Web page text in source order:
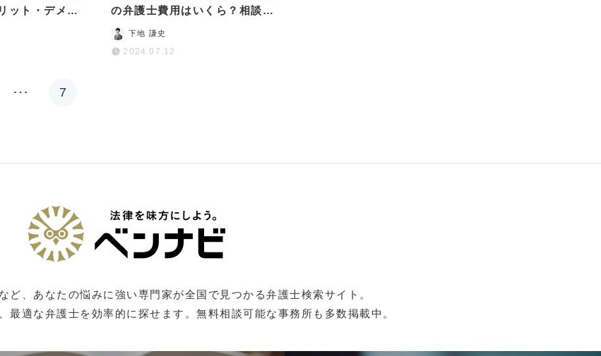
ット・デメリ
の弁護士費用はいくら？相談か
ら解決までの目安を紹介
下地 謙史
2024.07.12
… 7
ど、あなたの悩みに強い専門家が全国で見つかる弁護士検索サイト。
最適な弁護士を効率的に探せます。無料相談可能な事務所も多数掲載中。